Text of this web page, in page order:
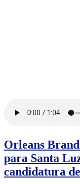
Orleans
para Santa
candidatura